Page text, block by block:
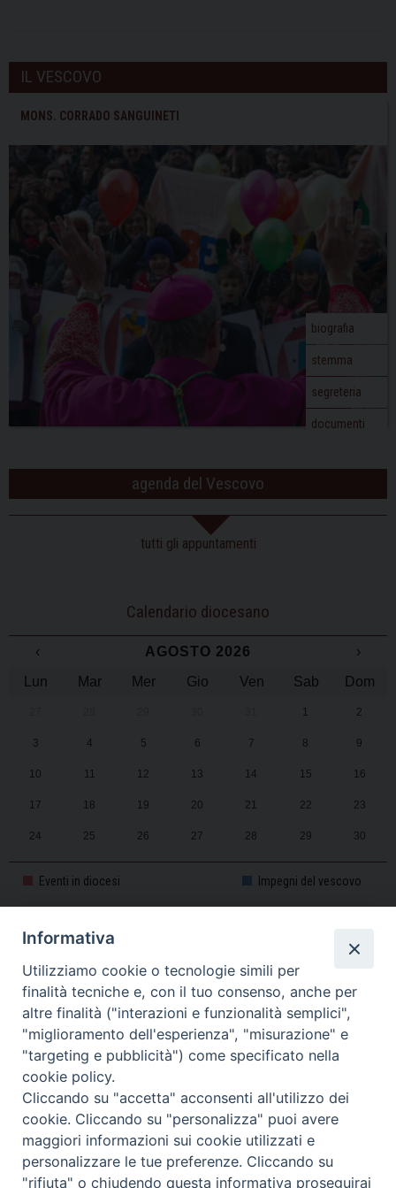
IL VESCOVO
MONS. CORRADO SANGUINETI
biografia
stemma
segreteria
documenti
agenda del Vescovo
tutti gli appuntamenti
Calendario diocesano
‹ AGOSTO 2026
›
Lun
Mar Mer Gio Ven Sab Dom
1 2
3 4 5 6 7 8 9
10 11 12 13 14 15 16
17 18 19 20 21 22 23
24 25 26 27 28 29 30
31 1 2 3 4 5 6
Eventi in diocesi Impegni del vescovo
CALENDARIO PASTORALE 2025-2026
Piazza Duomo, 11 - 27100 Pavia - Tel. 0382.386511 - Fax
Informativa
Utilizziamo cookie o tecnologie simili per
finalità tecniche e, con il tuo consenso, anche per
altre finalità ("interazioni e funzionalità semplici",
"miglioramento dell'esperienza", "misurazione" e
"targeting e pubblicità") come specificato nella
cookie policy.
Cliccando su "accetta" acconsenti all'utilizzo dei
cookie. Cliccando su "personalizza" puoi avere
maggiori informazioni sui cookie utilizzati e
personalizzare le tue preferenze. Cliccando su
"rifiuta" o chiudendo questa informativa proseguirai